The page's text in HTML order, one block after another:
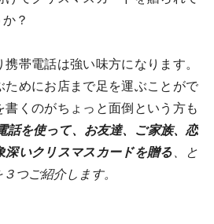
？
帯電話は強い味方になります。
ためにお店まで足を運ぶことがで
書くのがちょっと面倒という方も
話を使って、お友達、ご家族、恋
深いクリスマスカードを贈る、と
つご紹介します。